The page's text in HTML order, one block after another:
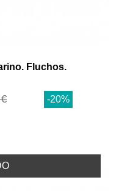
Fluchos.
-20%